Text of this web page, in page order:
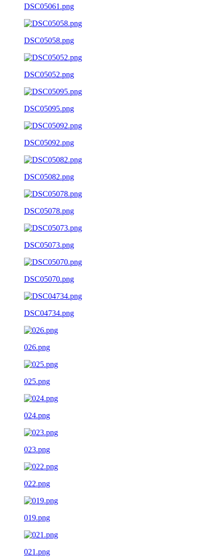
DSC05061.png
DSC05058.png
DSC05052.png
DSC05095.png
DSC05092.png
DSC05082.png
DSC05078.png
DSC05073.png
DSC05070.png
DSC04734.png
026.png
025.png
024.png
023.png
022.png
019.png
021.png